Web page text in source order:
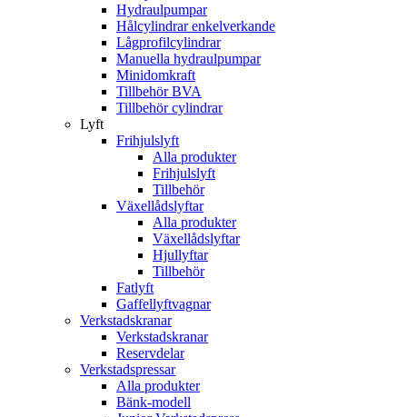
Hydraulpumpar
Hålcylindrar enkelverkande
Lågprofilcylindrar
Manuella hydraulpumpar
Minidomkraft
Tillbehör BVA
Tillbehör cylindrar
Lyft
Frihjulslyft
Alla produkter
Frihjulslyft
Tillbehör
Växellådslyftar
Alla produkter
Växellådslyftar
Hjullyftar
Tillbehör
Fatlyft
Gaffellyftvagnar
Verkstadskranar
Verkstadskranar
Reservdelar
Verkstadspressar
Alla produkter
Bänk-modell